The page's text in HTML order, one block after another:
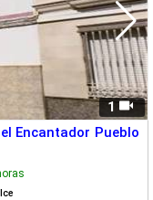
1
Encantador Pueblo